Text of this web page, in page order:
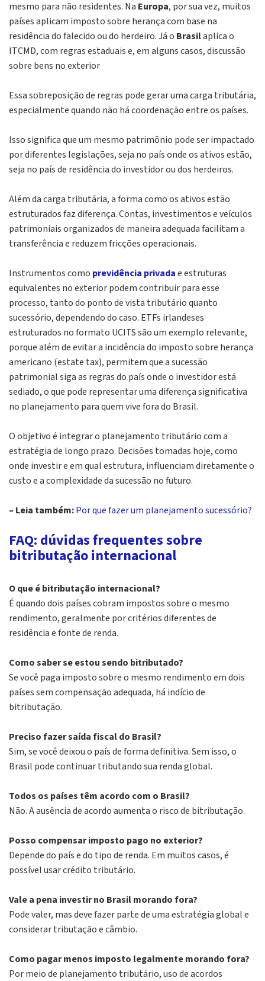
mesmo para não residentes. Na Europa, por sua vez, muitos
países aplicam imposto sobre herança com base na
residência do falecido ou do herdeiro. Já o Brasilaplica o
ITCMD, com regras estaduais e, em alguns casos, discussão
sobre bens no exterior
Essa sobreposição de regras pode gerar uma carga tributária,
especialmente quando não há coordenação entre os países.
Isso significa que um mesmo patrimônio pode ser impactado
por diferentes legislações, seja no país onde os ativos estão,
seja no país de residência do investidor ou dos herdeiros.
Além da carga tributária, a forma como os ativos estão
estruturados faz diferença. Contas, investimentos e veículos
patrimoniais organizados de maneira adequada facilitam a
transferência e reduzem fricções operacionais.
Instrumentos como previdência privadae estruturas
equivalentes no exterior podem contribuir para esse
processo, tanto do ponto de vista tributário quanto
sucessório, dependendo do caso. ETFs irlandeses
estruturados no formato UCITS são um exemplo relevante,
porque além de evitar a incidência do imposto sobre herança
americano (estate tax), permitem que a sucessão
patrimonial siga as regras do país onde o investidor está
sediado, o que pode representar uma diferença significativa
no planejamento para quem vive fora do Brasil.
O objetivo é integrar o planejamento tributário com a
estratégia de longo prazo. Decisões tomadas hoje, como
onde investir e em qual estrutura, influenciam diretamente o
custo e a complexidade da sucessão no futuro.
– Leia também:Por que fazer um planejamento sucessório?
FAQ: dúvidas frequentes sobre
bitributação internacional
O que é bitributação internacional?
É quando dois países cobram impostos sobre o mesmo
rendimento, geralmente por critérios diferentes de
residência e fonte de renda.
Como saber se estou sendo bitributado?
Se você paga imposto sobre o mesmo rendimento em dois
países sem compensação adequada, há indício de
bitributação.
Preciso fazer saída fiscal do Brasil?
Sim, se você deixou o país de forma definitiva. Sem isso, o
Brasil pode continuar tributando sua renda global.
Todos os países têm acordo com o Brasil?
Não. A ausência de acordo aumenta o risco de bitributação.
Posso compensar imposto pago no exterior?
Depende do país e do tipo de renda. Em muitos casos, é
possível usar crédito tributário.
Vale a pena investir no Brasil morando fora?
Pode valer, mas deve fazer parte de uma estratégia global e
considerar tributação e câmbio.
Como pagar menos imposto legalmente morando fora?
Por meio de planejamento tributário, uso de acordos